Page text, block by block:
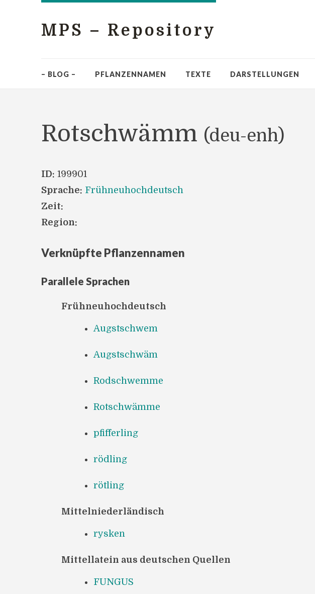
MPS – Repository
– BLOG – PFLANZENNAMEN TEXTE DARSTELLUNGEN
Rotschwämm (deu-enh)
ID: 199901
Sprache: Frühneuhochdeutsch
Zeit:
Region:
Verknüpfte Pflanzennamen
Parallele Sprachen
Frühneuhochdeutsch
Augstschwem
Augstschwäm
Rodschwemme
Rotschwämme
pfifferling
rödling
rötling
Mittelniederländisch
rysken
Mittellatein aus deutschen Quellen
FUNGUS